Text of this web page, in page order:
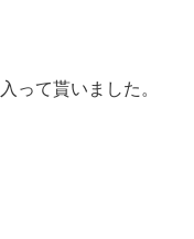
って貰いました。